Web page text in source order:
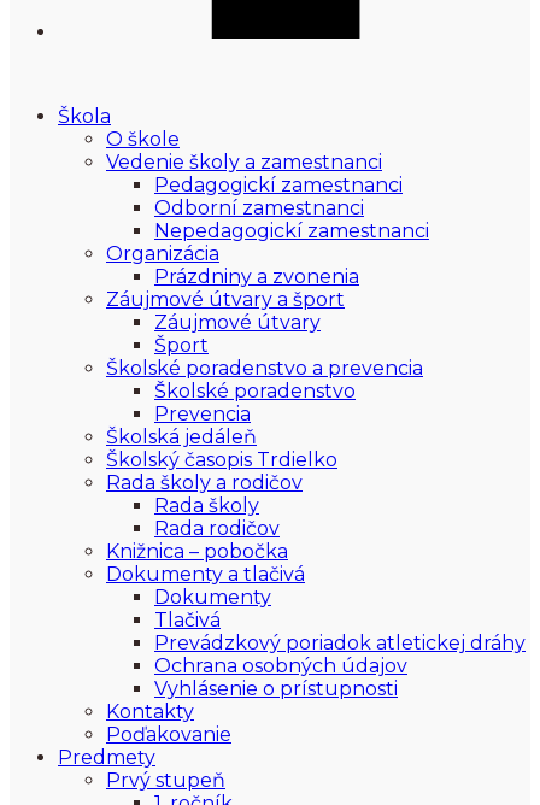
Škola
O škole
Vedenie školy a zamestnanci
Pedagogickí zamestnanci
Odborní zamestnanci
Nepedagogickí zamestnanci
Organizácia
Prázdniny a zvonenia
Záujmové útvary a šport
Záujmové útvary
Šport
Školské poradenstvo a prevencia
Školské poradenstvo
Prevencia
Školská jedáleň
Školský časopis Trdielko
Rada školy a rodičov
Rada školy
Rada rodičov
Knižnica – pobočka
Dokumenty a tlačivá
Dokumenty
Tlačivá
Prevádzkový poriadok atletickej dráhy
Ochrana osobných údajov
Vyhlásenie o prístupnosti
Kontakty
Poďakovanie
Predmety
Prvý stupeň